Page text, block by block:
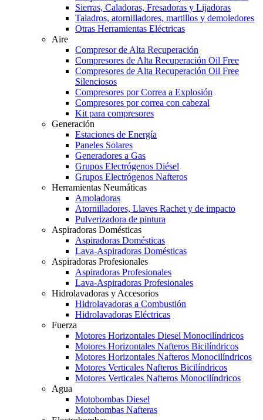
Sierras, Caladoras, Fresadoras y Lijadoras
Taladros, atornilladores, martillos y demoledores
Otras Herramientas Eléctricas
Aire
Compresor de Alta Recuperación
Compresores de Alta Recuperación Oil Free
Compresores de Alta Recuperación Oil Free
Silenciosos
Compresores por Correa a Explosión
Compresores por correa con cabezal
Kit para compresores
Generación
Estaciones de Energía
Paneles Solares
Generadores a Gas
Grupos Electrógenos Diésel
Grupos Electrógenos Nafteros
Herramientas Neumáticas
Amoladoras
Atornilladores, Llaves Rachet y de impacto
Pulverizadora de pintura
Aspiradoras Domésticas
Aspiradoras Domésticas
Lava-Aspiradoras Domésticas
Aspiradoras Profesionales
Aspiradoras Profesionales
Lava-Aspiradoras Profesionales
Hidrolavadoras y Accesorios
Hidrolavadoras a Combustión
Hidrolavadoras Eléctricas
Fuerza
Motores Horizontales Diesel Monocilíndricos
Motores Horizontales Nafteros Bicilíndricos
Motores Horizontales Nafteros Monocilíndricos
Motores Verticales Nafteros Bicilíndricos
Motores Verticales Nafteros Monocilíndricos
Agua
Motobombas Diesel
Motobombas Nafteras